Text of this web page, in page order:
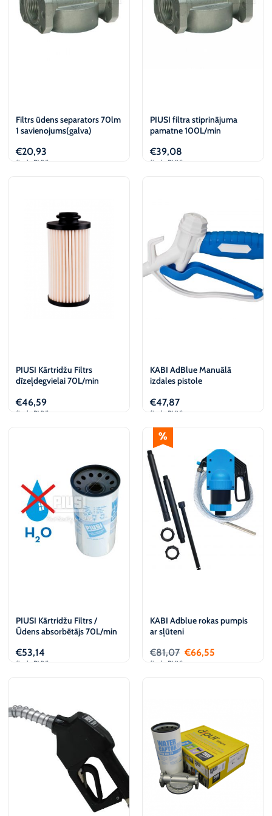
Filtrs ūdens separators 70lm
1 savienojums(galva)
€20,93
(iesk. PVN)
PIUSI filtra stiprinājuma
pamatne 100L/min
€39,08
(iesk. PVN)
PIUSI Kārtridžu Filtrs
dīzeļdegvielai 70L/min
€46,59
(iesk. PVN)
KABI AdBlue Manuālā
izdales pistole
€47,87
(iesk. PVN)
PIUSI Kārtridžu Filtrs /
Ūdens absorbētājs 70L/min
€53,14
(iesk. PVN)
KABI Adblue rokas pumpis
ar sļūteni
€81,07 €66,55
(iesk. PVN)